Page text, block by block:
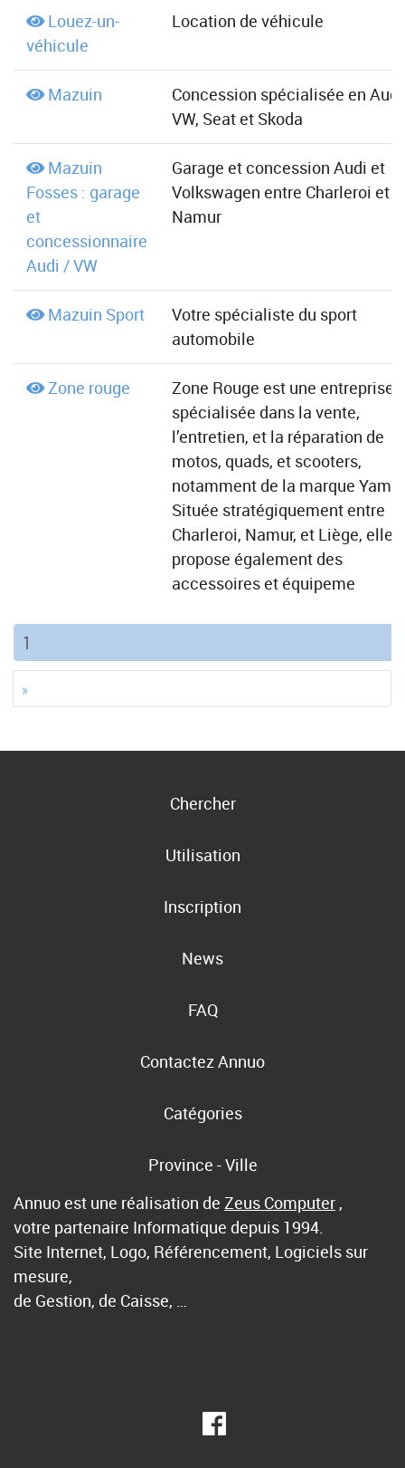
Louez-un-
véhicule
Location de véhicule
Mazuin
Concession spécialisée en
VW, Seat et Skoda
Mazuin
Fosses : garage
et
concessionnaire
Audi / VW
Garage et concession Audi et
Volkswagen entre Charleroi et
Namur
Mazuin Sport
Votre spécialiste du sport
automobile
Zone rouge
Zone Rouge est une entreprise
spécialisée dans la vente,
l’entretien, et la réparation de
motos, quads, et scooters,
notamment de la marque
Située stratégiquement entre
Charleroi, Namur, et Liège, elle
propose également des
accessoires et équipeme
1
»
Chercher
Utilisation
Inscription
News
FAQ
Contactez Annuo
Catégories
Province - Ville
Annuo est une réalisation de Zeus Computer ,
votre partenaire Informatique depuis 1994.
Site Internet, Logo, Référencement, Logiciels sur
mesure,
de Gestion, de Caisse, …